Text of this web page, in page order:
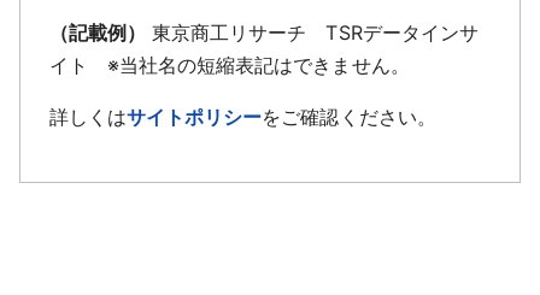
（記載例）
東京商工リサーチ TSRデータインサ
イト ※当社名の短縮表記はできません。
詳しくはサイトポリシーをご確認ください。